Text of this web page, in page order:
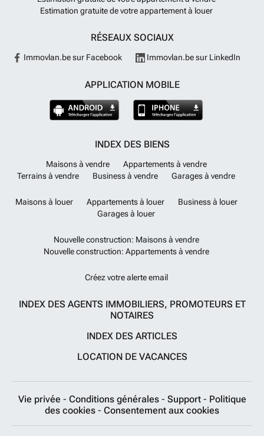
Estimation gratuite de votre appartement à louer
RÉSEAUX SOCIAUX
Immovlan.be sur Facebook Immovlan.be sur LinkedIn
APPLICATION MOBILE
INDEX DES BIENS
Maisons à vendre
Appartements à vendre
Terrains à vendre
Business à vendre Garages à vendre
Maisons à louer Appartements à louer
Business à louer
Garages à louer
Nouvelle construction: Maisons à vendre
Nouvelle construction: Appartements à vendre
Créez votre alerte email
INDEX DES AGENTS IMMOBILIERS, PROMOTEURS ET
NOTAIRES
INDEX DES ARTICLES
LOCATION DE VACANCES
Vie privée - Conditions générales - Support - Politique
des cookies - Consentement aux cookies